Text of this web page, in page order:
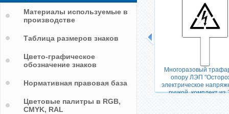
Многоразовый
опору ЛЭП
электрическое
ручкой, комплект из
Материалы используемые в
производстве
Таблица размеров знаков
Цвето-графическое
обозначение знаков
Нормативная правовая база
Цветовые палитры в RGB,
CMYK, RAL